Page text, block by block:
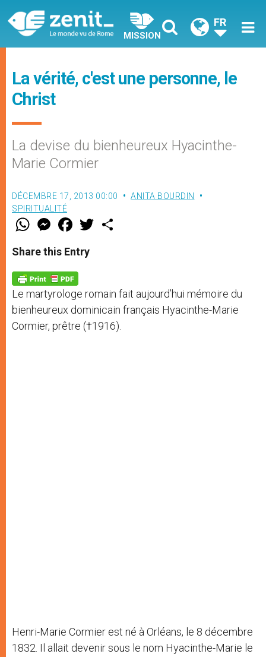
MISSION
FR
La vérité, c'est une personne, le
Christ
La devise du bienheureux Hyacinthe-
Marie Cormier
DÉCEMBRE 17, 2013 00:00
ANITA BOURDIN
SPIRITUALITÉ
W
t
s
p
p
M
e
s
e
g
e
r
F
a
e
b
o
k
w
Share this Entry
Le martyrologe romain fait aujourd’hui mémoire du
bienheureux dominicain français Hyacinthe-Marie
Cormier, prêtre (†1916).
Henri-Marie Cormier est né à Orléans, le 8 décembre
1832. Il allait devenir sous le nom Hyacinthe-Marie le